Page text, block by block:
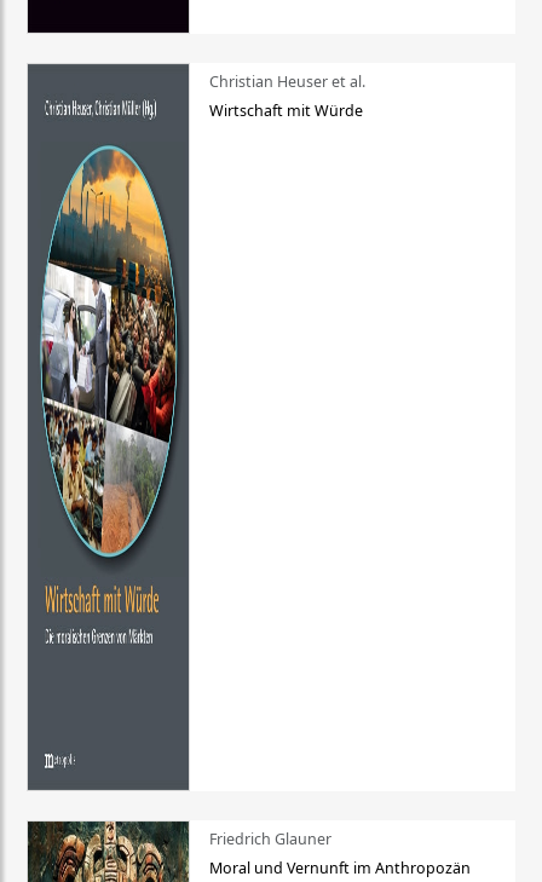
Christian Heuser et al.
Wirtschaft mit Würde
Friedrich Glauner
Moral und Vernunft im Anthropozän